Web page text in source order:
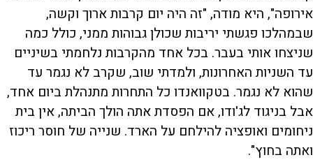
אירופה", היא מודה, "זה היה יום קרבות ארוך וקשה,
שבמהלכו פגשתי יריבות שכולן גבוהות ממני, כולל כמה
שניצחו אותי בעבר. בכל אחד מהקרבות נלחמתי בשיניים
עד השניות האחרונות, ולמדתי שוב, שקרב לא נגמר עד
שהוא לא נגמר. בטקוואנדו כל התחרות מתנהלת ביום אחד,
אבל בניגוד לג'ודו, אם הפסדת אתה הולך הביתה, אין בית
ניחומים ואופציה להילחם על הארד. שנייה של חוסר ריכוז
ואתה בחוץ".